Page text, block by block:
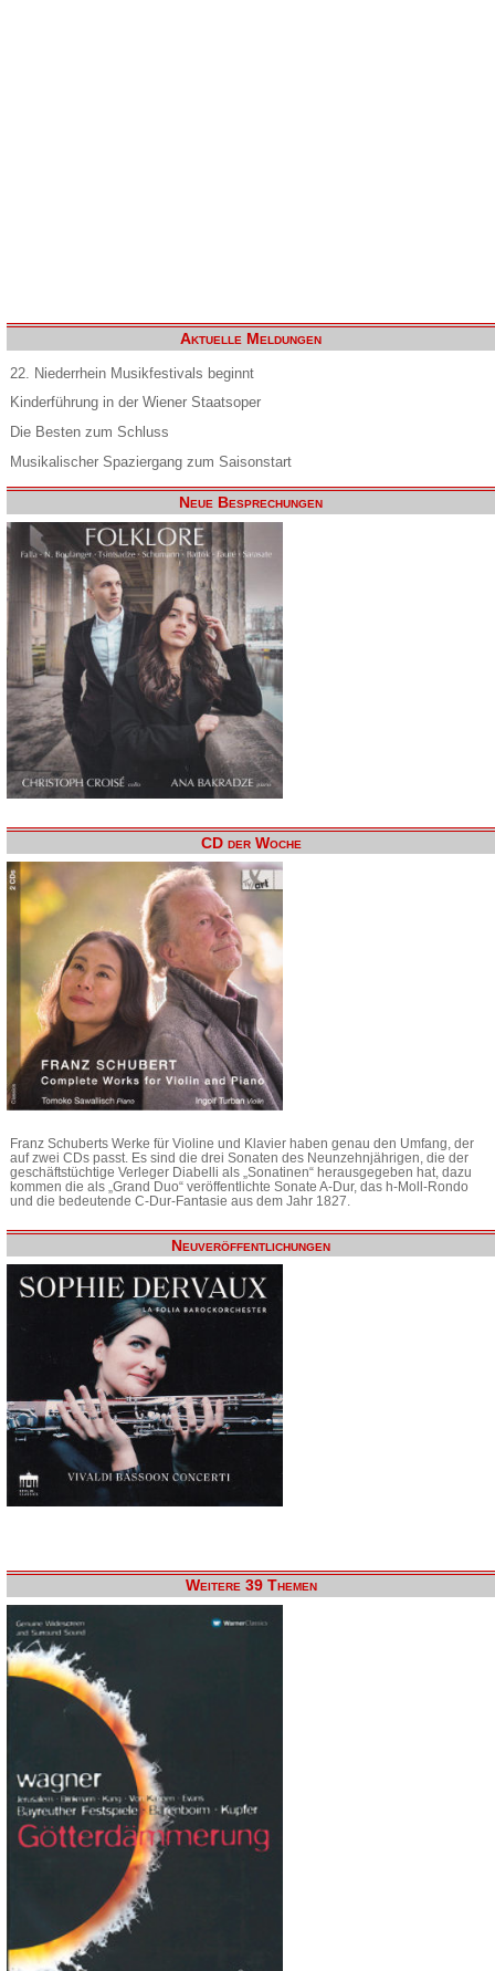
Aktuelle Meldungen
22. Niederrhein Musikfestivals beginnt
Kinderführung in der Wiener Staatsoper
Die Besten zum Schluss
Musikalischer Spaziergang zum Saisonstart
Neue Besprechungen
CD der Woche
Franz Schuberts Werke für Violine und Klavier haben genau den Umfang, der
auf zwei CDs passt. Es sind die drei Sonaten des Neunzehnjährigen, die der
geschäftstüchtige Verleger Diabelli als „Sonatinen“ herausgegeben hat, dazu
kommen die als „Grand Duo“ veröffentlichte Sonate A-Dur, das h-Moll-Rondo
und die bedeutende C-Dur-Fantasie aus dem Jahr 1827.
Neuveröffentlichungen
Weitere 39 Themen